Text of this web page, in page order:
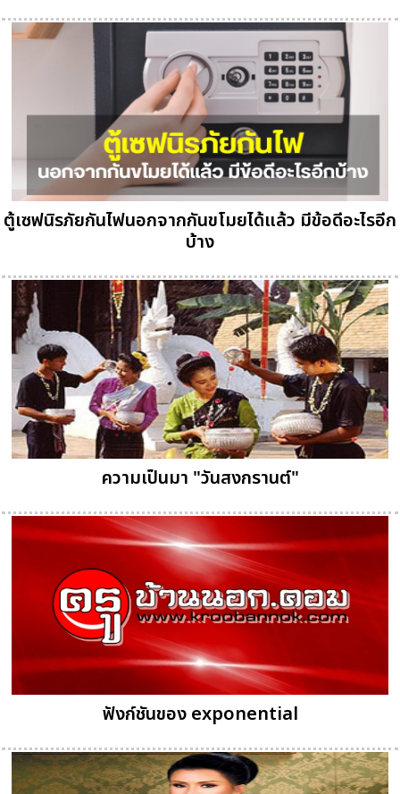
ตู้เซฟนิรภัยกันไฟนอกจากกันขโมยได้แล้ว มีข้อดีอะไรอีก
บ้าง
ความเป็นมา "วันสงกรานต์"
ฟังก์ชันของ exponential